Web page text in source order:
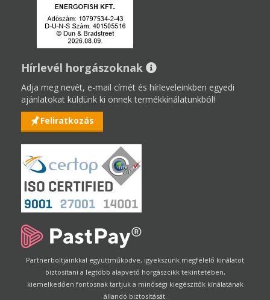
Hírlevél horgászoknak
Adja meg nevét, e-mail címét és hírleveleinkben egyedi
ajánlatokat küldünk ki önnek termékkínálatunkból!
Feliratkozás
Partnerboltjainkkal együttműködve, igyekszünk megfelelő kínálatot
biztosítani a legtöbb alapvető horgászcikk tekintetében,
kiemelkedően fontosnak tartjuk a minőségi kiegészítők kínálatának
állandó biztosítását.